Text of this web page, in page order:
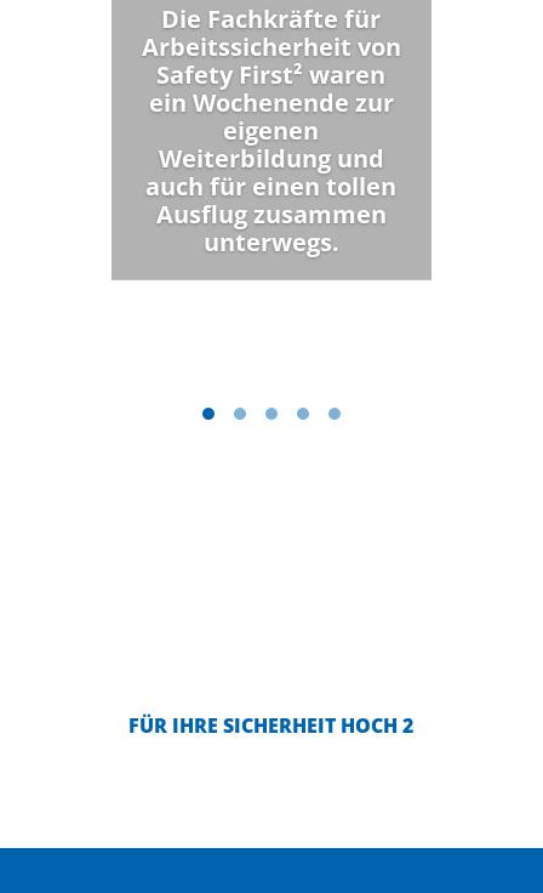
Die Fachkräfte für
Arbeitssicherheit von
Safety First² waren
ein Wochenende zur
eigenen
Weiterbildung und
auch für einen tollen
Ausflug zusammen
unterwegs.
FÜR IHRE SICHERHEIT HOCH 2